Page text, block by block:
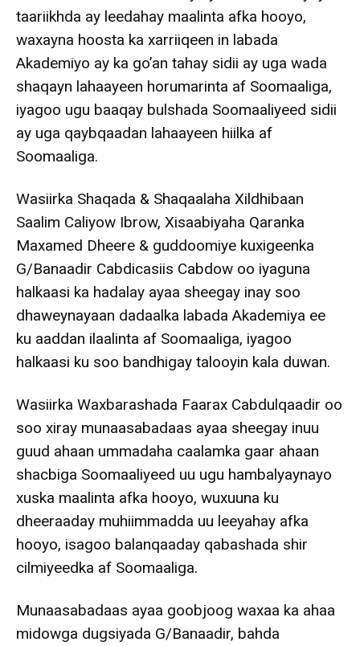
taariikhda ay leedahay maalinta afka hooyo,
waxayna hoosta ka xarriiqeen in labada
Akademiyo ay ka go’an tahay sidii ay uga wada
shaqayn lahaayeen horumarinta af Soomaaliga,
iyagoo ugu baaqay bulshada Soomaaliyeed sidii
ay uga qaybqaadan lahaayeen hiilka af
Soomaaliga.
Wasiirka Shaqada & Shaqaalaha Xildhibaan
Saalim Caliyow Ibrow, Xisaabiyaha Qaranka
Maxamed Dheere & guddoomiye kuxigeenka
G/Banaadir Cabdicasiis Cabdow oo iyaguna
halkaasi ka hadalay ayaa sheegay inay soo
dhaweynayaan dadaalka labada Akademiya ee
ku aaddan ilaalinta af Soomaaliga, iyagoo
halkaasi ku soo bandhigay talooyin kala duwan.
Wasiirka Waxbarashada Faarax Cabdulqaadir oo
soo xiray munaasabadaas ayaa sheegay inuu
guud ahaan ummadaha caalamka gaar ahaan
shacbiga Soomaaliyeed uu ugu hambalyaynayo
xuska maalinta afka hooyo, wuxuuna ku
dheeraaday muhiimmadda uu leeyahay afka
hooyo, isagoo balanqaaday qabashada shir
cilmiyeedka af Soomaaliga.
Munaasabadaas ayaa goobjoog waxaa ka ahaa
midowga dugsiyada G/Banaadir, bahda